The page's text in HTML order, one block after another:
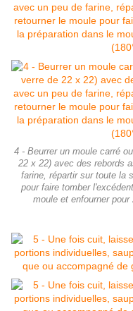
4 - Beurrer un moule carré
22 x 22) avec des rebords
farine, répartir sur toute la
pour faire tomber
moule et enfourner